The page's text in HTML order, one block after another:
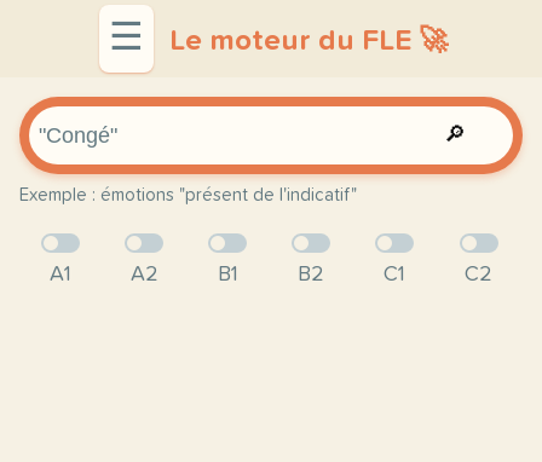
☰ Le moteur du FLE 🚀
🔎
Exemple : émotions "présent de l'indicatif"
A1 A2 B1 B2 C1 C2